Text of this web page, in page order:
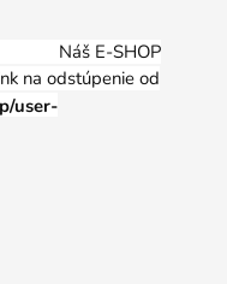
Náš E-SHOP
na odstúpenie od
user-